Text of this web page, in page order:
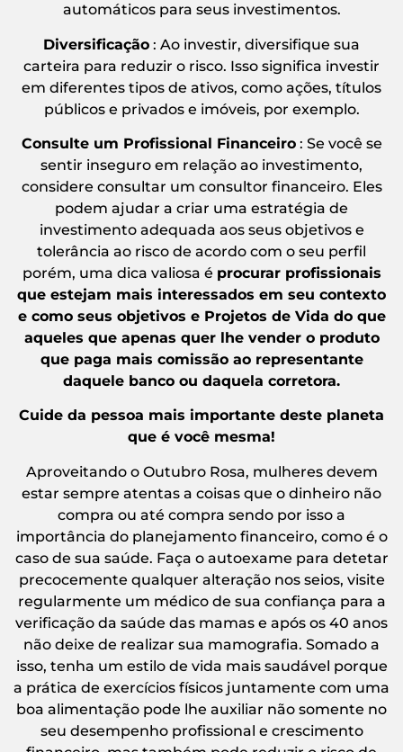
automáticos para seus investimentos.
Diversificação : Ao investir, diversifique sua
carteira para reduzir o risco. Isso significa investir
em diferentes tipos de ativos, como ações, títulos
públicos e privados e imóveis, por exemplo.
Consulte um Profissional Financeiro: Se você se
sentir inseguro em relação ao investimento,
considere consultar um consultor financeiro. Eles
podem ajudar a criar uma estratégia de
investimento adequada aos seus objetivos e
tolerância ao risco de acordo com o seu perfil
porém, uma dica valiosa é procurar profissionais
que estejam mais interessados em seu contexto
e como seus objetivos e Projetos de Vida do que
aqueles que apenas quer lhe vender o produto
que paga mais comissão ao representante
daquele banco ou daquela corretora.
Cuide da pessoa mais importante deste planeta
que é você mesma!
Aproveitando o Outubro Rosa, mulheres devem
estar sempre atentas a coisas que o dinheiro não
compra ou até compra sendo por isso a
importância do planejamento financeiro, como é o
caso de sua saúde. Faça o autoexame para detetar
precocemente qualquer alteração nos seios, visite
regularmente um médico de sua confiança para a
verificação da saúde das mamas e após os 40 anos
não deixe de realizar sua mamografia. Somado a
isso, tenha um estilo de vida mais saudável porque
a prática de exercícios físicos juntamente com uma
boa alimentação pode lhe auxiliar não somente no
seu desempenho profissional e crescimento